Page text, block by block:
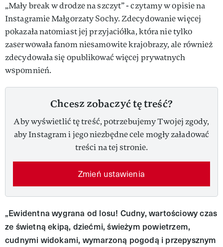
„Mały break w drodze na szczyt” - czytamy w opisie na
Instagramie Małgorzaty Sochy. Zdecydowanie więcej
pokazała natomiast jej przyjaciółka, która nie tylko
zaserwowała fanom niesamowite krajobrazy, ale również
zdecydowała się opublikować więcej prywatnych
wspomnień.
Chcesz zobaczyć tę treść?
Aby wyświetlić tę treść, potrzebujemy Twojej zgody,
aby Instagram i jego niezbędne cele mogły załadować
treści na tej stronie.
Zmień ustawienia
„Ewidentna wygrana od losu! Cudny, wartościowy czas
ze świetną ekipą, dziećmi, świeżym powietrzem,
cudnymi widokami, wymarzoną pogodą i przepysznym